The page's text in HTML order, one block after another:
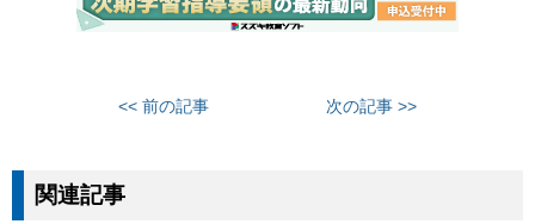
<< 前の記事 次の記事 >>
関連記事